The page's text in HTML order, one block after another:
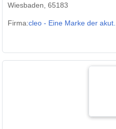
Wiesbaden, 65183
Firma:cleo - Eine Marke der